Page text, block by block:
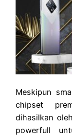
Meskipun
chipset
dihasilkan
powerfull